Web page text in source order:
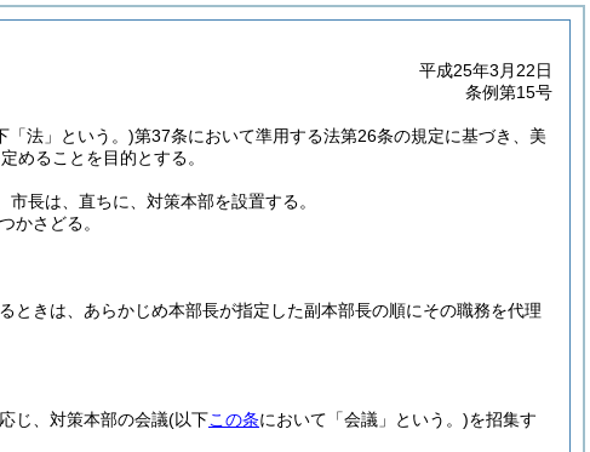
平成25年3月22日
条例第15号
「法」という。)第37条において準用する法第26条の規定に基づき、美
めることを目的とする。
長は、直ちに、対策本部を設置する。
かさどる。
きは、あらかじめ本部長が指定した副本部長の順にその職務を代理
じ、対策本部の会議(以下この条において「会議」という。)を招集す